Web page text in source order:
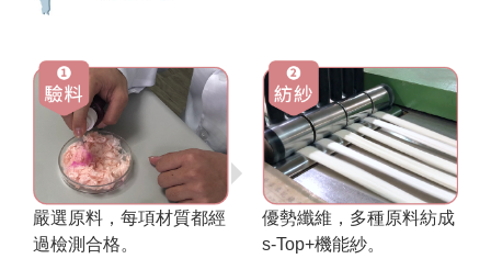
嚴選原料，每項材質都經
過檢測合格。
優勢纖維，多種原料紡成
s-Top+機能紗。